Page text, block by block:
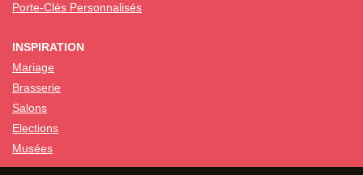
Porte-Clés Personnalisés
INSPIRATION
Mariage
Brasserie
Salons
Elections
Musées